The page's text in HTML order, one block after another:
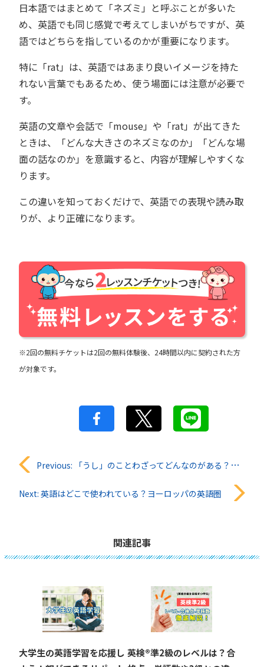
日本語ではまとめて「ネズミ」と呼ぶことが多いた
め、英語でも同じ感覚で考えてしまいがちですが、英
語ではどちらを指しているのかが重要になります。
特に「rat」は、英語ではあまり良いイメージを持た
れない言葉でもあるため、使う場面には注意が必要で
す。
英語の文章や会話で「mouse」や「rat」が出てきた
ときは、「どんな大きさのネズミなのか」「どんな場
面の話なのか」を意識すると、内容が理解しやすくな
ります。
この違いを知っておくだけで、英語での表現や読み取
りが、より正確になります。
※2回の無料チケットは2回の無料体験後、24時間以内に契約された方
が対象です。
投
稿
ョ
Previous: 「うし」のことわざってどんなのがある？子供に教えたい日本語と英語
Next: 英語はどこで使われている？ヨーロッパの英語圏
関連記事
大学生の英語学習を応援し 英検®︎準2級のレベルは？合